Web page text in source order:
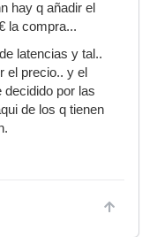
hay q añadir el
la compra...
latencias y tal..
el precio.. y el
decidido por las
de los q tienen